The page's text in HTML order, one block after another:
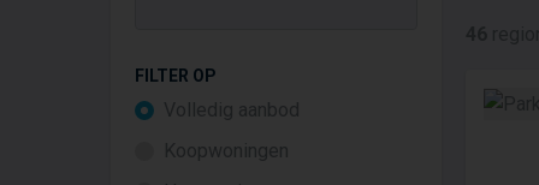
FILTER OP
Volledig aanbod
Koopwoningen